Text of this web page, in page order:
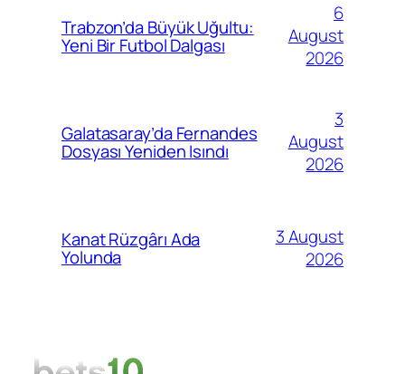
Trabzon’da Büyük Uğultu:
Yeni Bir Futbol Dalgası
6
August
2026
Galatasaray’da Fernandes
Dosyası Yeniden Isındı
3
August
2026
Kanat Rüzgârı Ada
Yolunda
3 August
2026